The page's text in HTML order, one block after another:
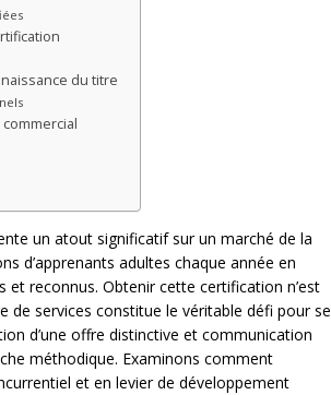
du titre
un atout significatif sur un marché de la
d’apprenants adultes chaque année en
et reconnus. Obtenir cette certification n’est
de services constitue le véritable défi pour se
d’une offre distinctive et communication
méthodique. Examinons comment
et en levier de développement